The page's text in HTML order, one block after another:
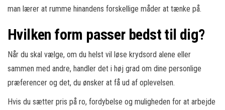
man lærer at rumme hinandens forskellige måder at tænke på.
Hvilken form passer bedst til dig?
Når du skal vælge, om du helst vil løse krydsord alene eller
sammen med andre, handler det i høj grad om dine personlige
præferencer og det, du ønsker at få ud af oplevelsen.
Hvis du sætter pris på ro, fordybelse og muligheden for at arbejde